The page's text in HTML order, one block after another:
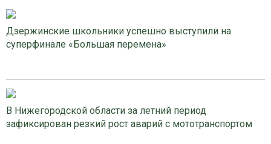
Дзержинские школьники успешно выступили на
суперфинале «Большая перемена»
В Нижегородской области за летний период
зафиксирован резкий рост аварий с мототранспортом